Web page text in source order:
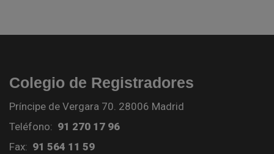
Colegio de Registradores
Príncipe de Vergara 70. 28006 Madrid
Teléfono: 91 270 17 96
Fax: 91 564 11 59